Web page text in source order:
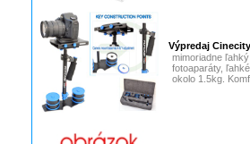
Výpredaj
mimoriadne
fotoaparáty,
okolo 1.5kg.